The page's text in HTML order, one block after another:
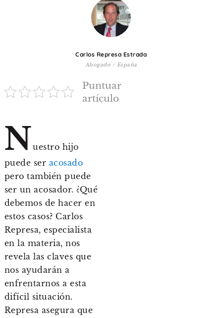
Carlos Represa Estrada
Abogado / España
Puntuar
artículo
Nuestro hijo
puede ser acosado
pero también puede
ser un acosador. ¿Qué
debemos de hacer en
estos casos? Carlos
Represa, especialista
en la materia, nos
revela las claves que
nos ayudarán a
enfrentarnos a esta
difícil situación.
Represa asegura que
De 8 a 12 años
+ de 13 años
TIPO DE CONTENIDO
Vídeos
En primera persona